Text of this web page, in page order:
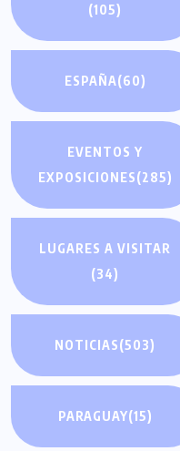
(105)
ESPAÑA(60)
EVENTOS Y
EXPOSICIONES(285)
LUGARES A VISITAR
(34)
NOTICIAS(503)
PARAGUAY(15)